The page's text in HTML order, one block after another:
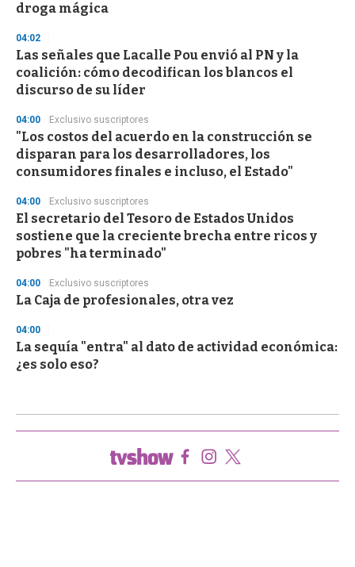
droga mágica
04:02
Las señales que Lacalle Pou envió al PN y la
coalición: cómo decodifican los blancos el
discurso de su líder
04:00 Exclusivo suscriptores
"Los costos del acuerdo en la construcción se
disparan para los desarrolladores, los
consumidores finales e incluso, el Estado"
04:00 Exclusivo suscriptores
El secretario del Tesoro de Estados Unidos
sostiene que la creciente brecha entre ricos y
pobres "ha terminado"
04:00 Exclusivo suscriptores
La Caja de profesionales, otra vez
04:00
La sequía "entra" al dato de actividad económica:
¿es solo eso?